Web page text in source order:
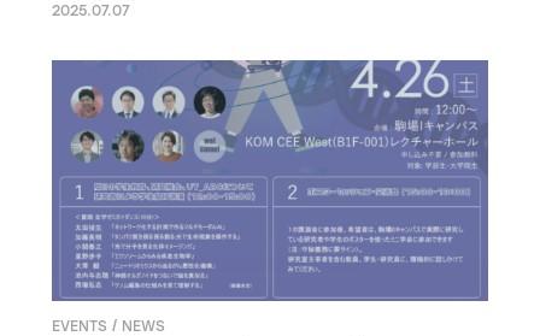
2025.07.07
EVENTS / NEWS